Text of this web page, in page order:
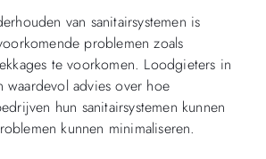
van sanitairsystemen is
problemen zoals
te voorkomen. Loodgieters in
advies over hoe
hun sanitairsystemen kunnen
kunnen minimaliseren.